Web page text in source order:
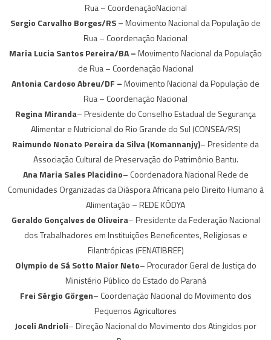
Rua – CoordenaçãoNacional
Sergio Carvalho Borges/RS –Movimento Nacional da População de
Rua – Coordenação Nacional
Maria Lucia Santos Pereira/BA –Movimento Nacional da População
de Rua – Coordenação Nacional
Antonia Cardoso Abreu/DF –Movimento Nacional da População de
Rua – Coordenação Nacional
Regina Miranda– Presidente do Conselho Estadual de Segurança
Alimentar e Nutricional do Rio Grande do Sul (CONSEA/RS)
Raimundo Nonato Pereira da Silva (Komannanjy)– Presidente da
Associação Cultural de Preservação do Patrimônio Bantu.
Ana Maria Sales Placidino– Coordenadora Nacional Rede de
Comunidades Organizadas da Diáspora Africana pelo Direito Humano à
Alimentação – REDE KÔDYA
Geraldo Gonçalves de Oliveira– Presidente da Federação Nacional
dos Trabalhadores em Instituições Beneficentes, Religiosas e
Filantrópicas (FENATIBREF)
Olympio de Sá Sotto Maior Neto– Procurador Geral de Justiça do
Ministério Público do Estado do Paraná
Frei Sérgio Görgen– Coordenação Nacional do Movimento dos
Pequenos Agricultores
Joceli Andrioli– Direção Nacional do Movimento dos Atingidos por